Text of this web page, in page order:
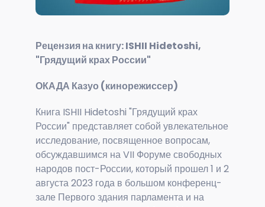
Рецензия на книгу: ISHII Hidetoshi,
"Грядущий крах России"
ОКАДА Казуо (кинорежиссер)
Книга ISHII Hidetoshi "Грядущий крах
России" представляет собой увлекательное
исследование, посвященное вопросам,
обсуждавшимся на VII Форуме свободных
народов пост-России, который прошел 1 и 2
августа 2023 года в большом конференц-
зале Первого здания парламента и на